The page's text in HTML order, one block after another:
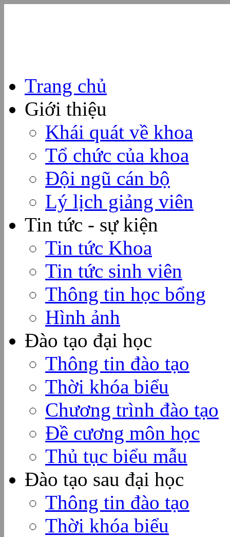
Trang chủ
Giới thiệu
Khái quát về khoa
Tổ chức của khoa
Đội ngũ cán bộ
Lý lịch giảng viên
Tin tức - sự kiện
Tin tức Khoa
Tin tức sinh viên
Thông tin học bổng
Hình ảnh
Đào tạo đại học
Thông tin đào tạo
Thời khóa biểu
Chương trình đào tạo
Đề cương môn học
Thủ tục biểu mẫu
Đào tạo sau đại học
Thông tin đào tạo
Thời khóa biểu